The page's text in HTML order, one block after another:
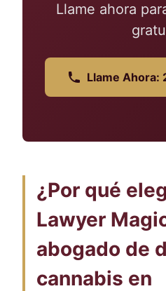
Llame ahora
Llame
¿Por qué
Lawyer
abogado de
cannabis en